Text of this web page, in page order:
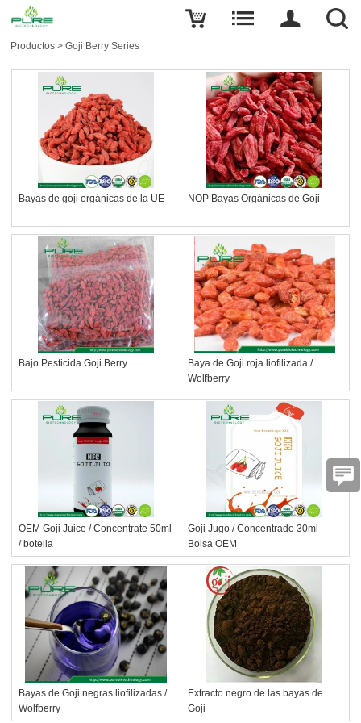
Productos >Goji Berry Series
Bayas de goji orgánicas de la UE NOP Bayas Orgánicas de Goji
Bajo Pesticida Goji Berry
Baya de Goji roja liofilizada /
Wolfberry
OEM Goji Juice / Concentrate 50ml
/ botella
Goji Jugo / Concentrado 30ml
Bolsa OEM
Bayas de Goji negras liofilizadas /
Wolfberry
Extracto negro de las bayas de
Goji